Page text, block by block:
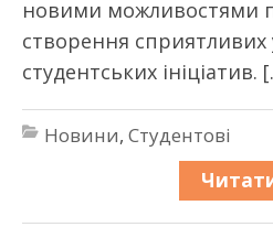
новими можливостями
створення
студентських ініціатив.
Новини, Студентові